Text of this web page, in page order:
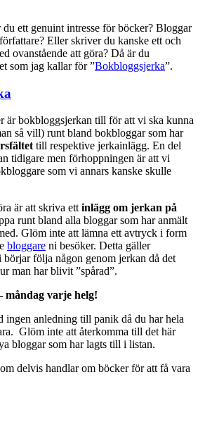
du ett genuint intresse för böcker? Bloggar
Eller skriver du kanske ett och
ovanstående att göra? Då är du
som jag kallar för ”Bokbloggsjerka”.
är bokbloggsjerkan till för att vi ska kunna
så vill) runt bland bokbloggar som har
till respektive jerkainlägg. En del
tidigare men förhoppningen är att vi
som vi annars kanske skulle
är att skriva ett inlägg om jerkan på
runt bland alla bloggar som har anmält
Glöm inte att lämna ett avtryck i form
bloggare ni besöker. Detta gäller
följa någon genom jerkan då det
man har blivit ”spårad”.
måndag varje helg!
ingen anledning till panik då du har hela
Glöm inte att återkomma till det här
bloggar som har lagts till i listan.
delvis handlar om böcker för att få vara